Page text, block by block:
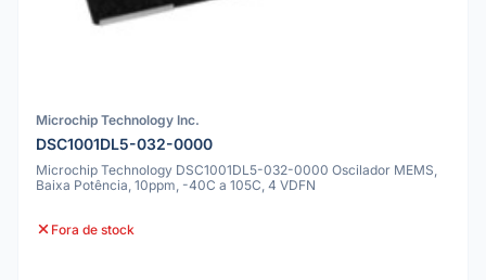
Microchip Technology Inc.
DSC1001DL5-032-0000
Microchip Technology DSC1001DL5-032-0000 Oscilador MEMS,
Baixa Potência, 10ppm, -40C a 105C, 4 VDFN
Fora de stock